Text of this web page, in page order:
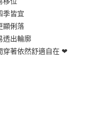
季皆宜
顯俐落
透出輪廓
穿著依然舒適自在 ❤